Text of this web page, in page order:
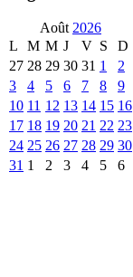
Août 2026
L
M M J V S
D
27 28 29 30 31 1
2
3
4 5 6 7 8
9
10 11 12 13 14 15 16
17 18 19 20 21 22 23
24 25 26 27 28 29 30
31 1 2 3 4 5 6